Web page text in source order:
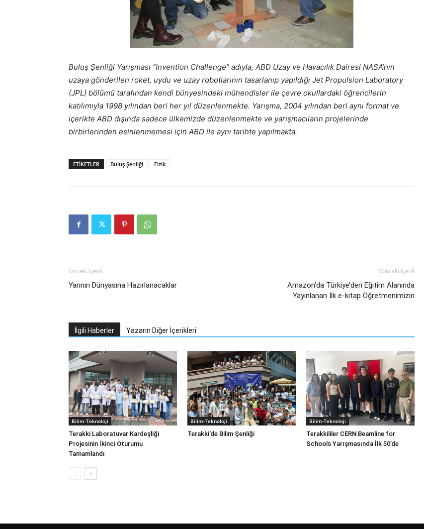
Buluş Şenliği Yarışması “Invention Challenge” adıyla, ABD Uzay ve Havacılık Dairesi NASA’nın
uzaya gönderilen roket, uydu ve uzay robotlarının tasarlanıp yapıldığı Jet Propulsion Laboratory
(JPL) bölümü tarafından kendi bünyesindeki mühendisler ile çevre okullardaki öğrencilerin
katılımıyla 1998 yılından beri her yıl düzenlenmekte. Yarışma, 2004 yılından beri aynı format ve
içerikte ABD dışında sadece ülkemizde düzenlenmekte ve yarışmacıların projelerinde
birbirlerinden esinlenmemesi için ABD ile aynı tarihte yapılmakta.
ETIKETLER Buluş Şenliği Fizik
Önceki İçerik
Yarının Dünyasına Hazırlanacaklar
Sonraki İçerik
Amazon’da Türkiye’den Eğitim Alanında
Yayınlanan İlk e-kitap Öğretmenimizin
İlgili Haberler Yazarın Diğer İçerikleri
Bilim-Teknoloji
Terakki Laboratuvar Kardeşliği
Projesinin İkinci Oturumu
Tamamlandı
Bilim-Teknoloji
Terakki’de Bilim Şenliği
Bilim-Teknoloji
Terakkililer CERN Beamline for
Schools Yarışmasında İlk 50’de